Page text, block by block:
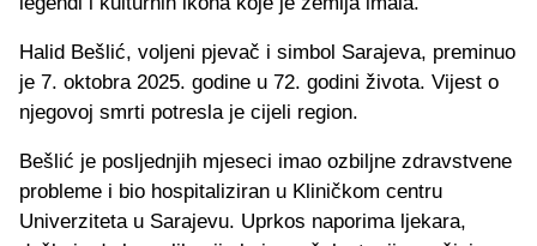
Halid Bešlić, voljeni pjevač i simbol Sarajeva, preminuo
je 7. oktobra 2025. godine u 72. godini života. Vijest o
njegovoj smrti potresla je cijeli region.
Bešlić je posljednjih mjeseci imao ozbiljne zdravstvene
probleme i bio hospitaliziran u Kliničkom centru
Univerziteta u Sarajevu. Uprkos naporima ljekara,